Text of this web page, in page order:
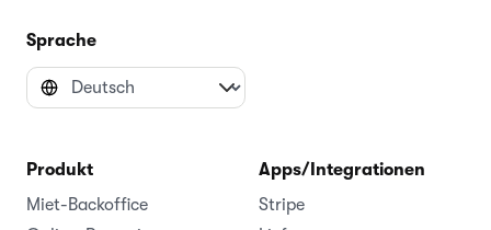
Sprache
Produkt
Miet-Backoffice
Apps/Integrationen
Stripe